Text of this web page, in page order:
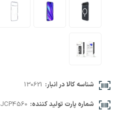
شناسه کالا در انبار: 130621
شماره پارت تولید کننده: JCP4560